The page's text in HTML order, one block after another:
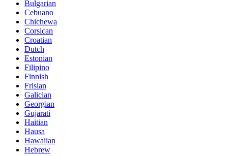
Bulgarian
Cebuano
Chichewa
Corsican
Croatian
Dutch
Estonian
Filipino
Finnish
Frisian
Galician
Georgian
Gujarati
Haitian
Hausa
Hawaiian
Hebrew